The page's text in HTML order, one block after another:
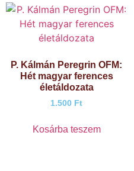
P. Kálmán Peregrin OFM:
Hét magyar ferences
életáldozata
1.500 Ft
Kosárba teszem